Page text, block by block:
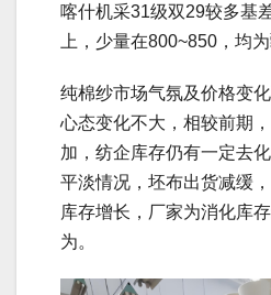
喀什机采31级双29较多基
上，少量在800~850，均为
纯棉纱市场气氛及价格变
心态变化不大，相较前期
加，纺企库存仍有一定去
平淡情况，坯布出货减缓
库存增长，厂家为消化库
为。